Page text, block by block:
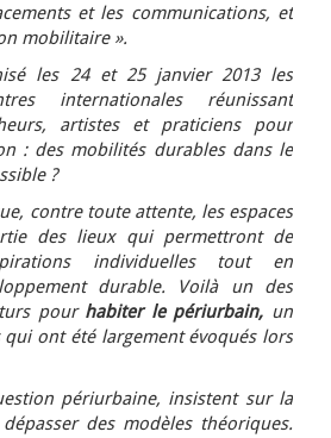
et les communications, et
mobilitaire ».
les 24 et 25 janvier 2013 les
internationales réunissant
artistes et praticiens pour
: des mobilités durables dans le
?
contre toute attente, les espaces
des lieux qui permettront de
individuelles tout en
durable. Voilà un des
pour habiter le périurbain, un
qui ont été largement évoqués lors
périurbaine, insistent sur la
des modèles théoriques.